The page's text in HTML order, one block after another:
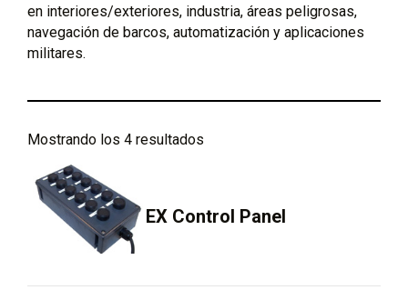
en interiores/exteriores, industria, áreas peligrosas,
navegación de barcos, automatización y aplicaciones
militares.
Mostrando los 4 resultados
EX Control Panel